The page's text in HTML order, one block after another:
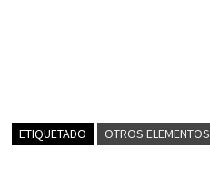
ETIQUETADO OTROS ELEMENTOS